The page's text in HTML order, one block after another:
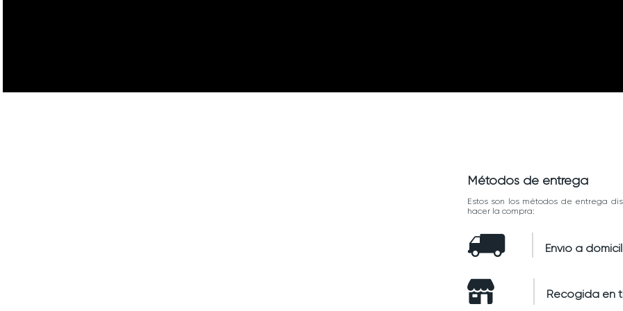
Métodos de entrega
Estos son los métodos de entrega
hacer la compra:
Envío a
Recogida en